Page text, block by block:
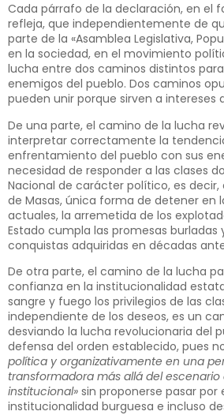
Cada párrafo de la declaración, en el
refleja, que independientemente de
parte de la «Asamblea Legislativa,
en la sociedad, en el movimiento
lucha entre dos caminos distintos
enemigos del pueblo. Dos caminos
pueden unir porque sirven a intereses
De una parte, el camino de la lucha
interpretar correctamente la
enfrentamiento del pueblo con sus
necesidad de responder a las clases
Nacional de carácter político, es decir,
de Masas, única forma de detener en
actuales, la arremetida de los
Estado cumpla las promesas burladas
conquistas adquiridas en décadas
De otra parte, el camino de la lucha
confianza en la institucionalidad
sangre y fuego los privilegios de las
independiente de los deseos, es un
desviando la lucha revolucionaria del
defensa del orden establecido, pues
política y organizativamente en una
transformadora más allá del escenario
institucional» sin proponerse pasar por
institucionalidad burguesa e incluso